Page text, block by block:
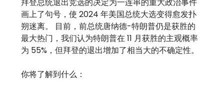
拜登总统退出竞选的决定为一连串的重大政治事件
画上了句号，使 2024 年美国总统大选变得愈发扑
朔迷离。 目前，前总统唐纳德-特朗普仍是获胜的
最大热门，我们认为特朗普在 11 月获胜的主观概率
为 55%，但拜登的退出增加了相当大的不确定性。
你将了解到什么：